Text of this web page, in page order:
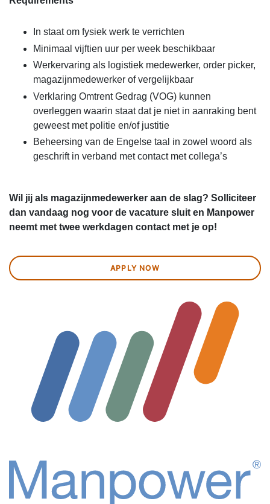
In staat om fysiek werk te verrichten
Minimaal vijftien uur per week beschikbaar
Werkervaring als logistiek medewerker, order picker,
magazijnmedewerker of vergelijkbaar
Verklaring Omtrent Gedrag (VOG) kunnen
overleggen waarin staat dat je niet in aanraking bent
geweest met politie en/of justitie
Beheersing van de Engelse taal in zowel woord als
geschrift in verband met contact met collega’s
Wil jij als magazijnmedewerker aan de slag? Solliciteer
dan vandaag nog voor de vacature sluit en Manpower
neemt met twee werkdagen contact met je op!
APPLY NOW